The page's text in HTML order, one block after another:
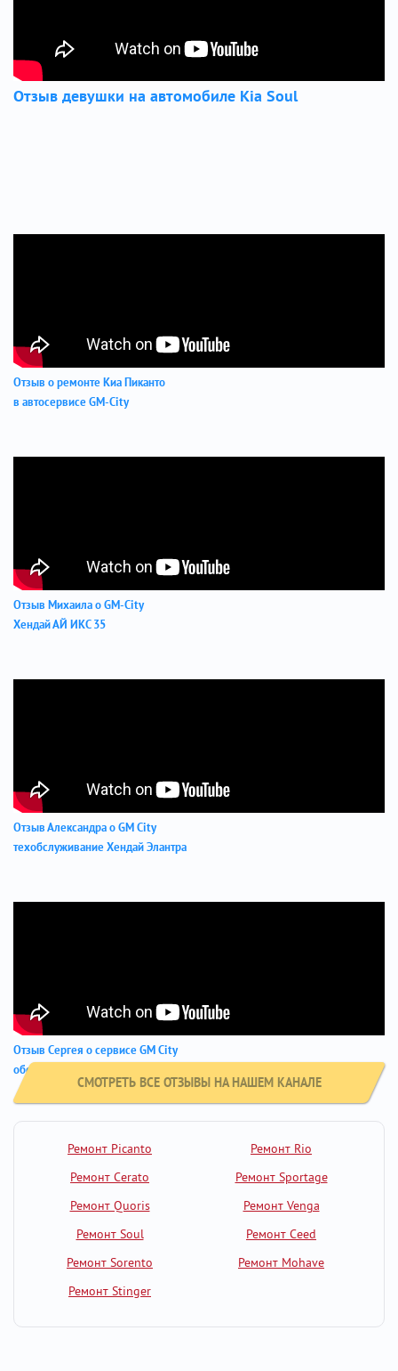
Отзыв девушки на автомобиле Kia Soul
Отзыв о ремонте Киа Пиканто
в автосервисе GM-City
Отзыв Михаила о GM-City
Хендай АЙ ИКС 35
Отзыв Александра о GM City
техобслуживание Хендай Элантра
Отзыв Сергея о сервисе GM City
обслуживание Хендай Элантра
СМОТРЕТЬ ВСЕ ОТЗЫВЫ НА НАШЕМ КАНАЛЕ
Ремонт Picanto
Ремонт Rio
Ремонт Cerato
Ремонт Sportage
Ремонт Quoris
Ремонт Venga
Ремонт Soul
Ремонт Ceed
Ремонт Sorento
Ремонт Mohave
Ремонт Stinger